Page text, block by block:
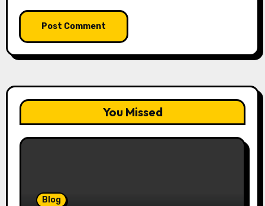
You Missed
Blog